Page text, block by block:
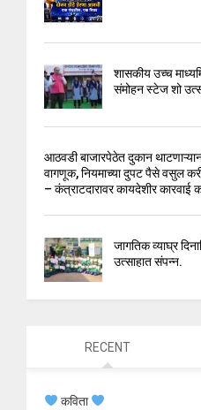
शासकीय उच्च
संमोहन स्टेज शो
आठवडी बाजारपेठेत दुकान
वागणूक, नियमाच्या दुपट पैसे वसुल
– कंत्राटदारावर कायदेशीर कारवाई
जागतिक व्याघ्र
उत्साहात संपन्न.
RECENT
कविता